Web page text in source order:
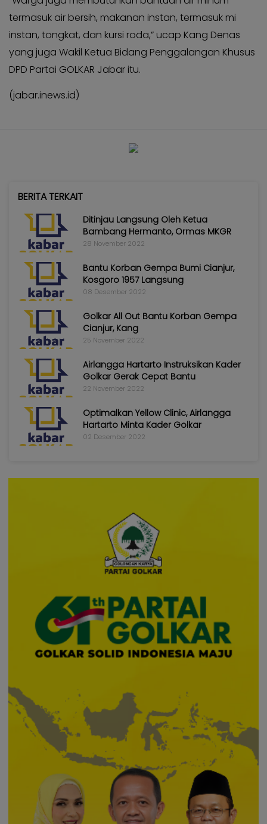
termasuk air bersih, makanan instan, termasuk mi
instan, tongkat, dan kursi roda,” ucap Kang Denas
yang juga Wakil Ketua Bidang Penggalangan Khusus
DPD Partai GOLKAR Jabar itu.
(jabar.inews.id)
BERITA TERKAIT
Ditinjau Langsung Oleh Ketua
Bambang Hermanto, Ormas MKGR
28 November 2022
Bantu Korban Gempa Bumi Cianjur,
Kosgoro 1957 Langsung
08 Desember 2022
Golkar All Out Bantu Korban Gempa
Cianjur, Kang
25 November 2022
Airlangga Hartarto Instruksikan Kader
Golkar Gerak Cepat Bantu
22 November 2022
Optimalkan Yellow Clinic, Airlangga
Hartarto Minta Kader Golkar
02 Desember 2022